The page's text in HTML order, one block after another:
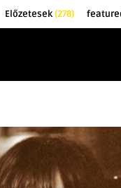
Előzetesek(278)